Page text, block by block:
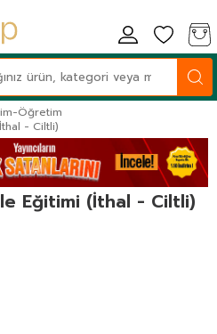
Öğretim
- Ciltli)
Eğitimi (İthal - Ciltli)